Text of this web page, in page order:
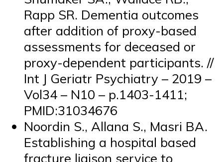
Rapp SR. Dementia outcomes
after addition of proxy-based
assessments for deceased or
proxy-dependent participants. //
Int J Geriatr Psychiatry – 2019 –
Vol34 – N10 – p.1403-1411;
PMID:31034676
Noordin S., Allana S., Masri BA.
Establishing a hospital based
fracture liaison service to